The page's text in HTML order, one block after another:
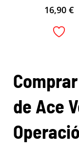
16,90€
de Ace